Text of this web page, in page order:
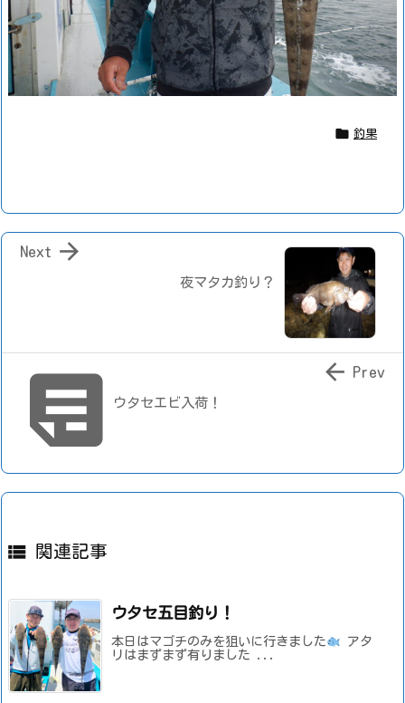
 釣果
夜マタカ釣り？

Next
ウタセエビ入荷！
 Prev
 関連記事
ウタセ五目釣り！
本日はマゴチのみを狙いに行きました
アタ
リはまずまず有りました ...